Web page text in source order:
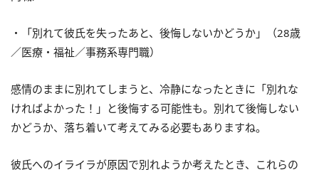
・「別れて彼氏を失ったあと、後悔しないかどうか」（28歳
／医療・福祉／事務系専門職）
感情のままに別れてしまうと、冷静になったときに「別れな
ければよかった！」と後悔する可能性も。別れて後悔しない
かどうか、落ち着いて考えてみる必要もありますね。
彼氏へのイライラが原因で別れようか考えたとき、これらの